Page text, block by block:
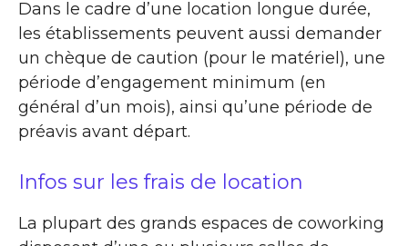
Dans le cadre d’une location longue durée,
les établissements peuvent aussi demander
un chèque de caution (pour le matériel), une
période d’engagement minimum (en
général d’un mois), ainsi qu’une période de
préavis avant départ.
Infos sur les frais de location
La plupart des grands espaces de coworking